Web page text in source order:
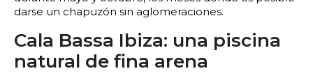
darse un chapuzón sin aglomeraciones.
Cala Bassa Ibiza: una piscina
natural de fina arena
12:00 12:30